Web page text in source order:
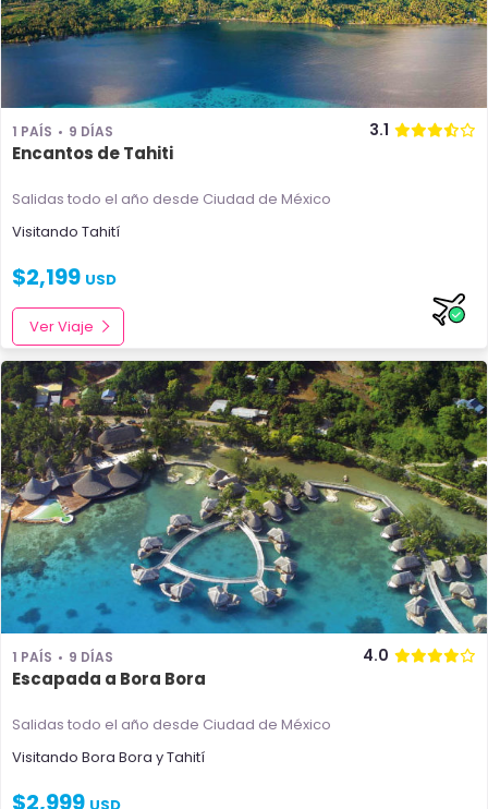
1 PAÍS 9 DÍAS 3.1
Encantos de Tahiti
Salidas todo el año desde Ciudad de México
Visitando Tahití
$2,199 USD
Ver Viaje
1 PAÍS 9 DÍAS 4.0
Escapada a Bora Bora
Salidas todo el año desde Ciudad de México
Visitando Bora Bora yTahití
$2,999